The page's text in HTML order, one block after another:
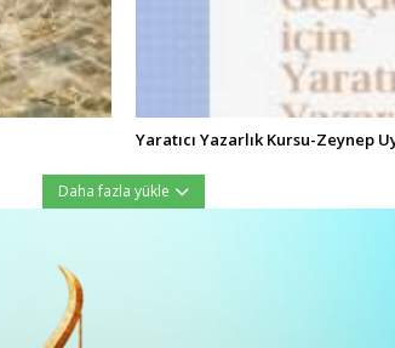
Yaratıcı Yazarlık Kursu-Zeynep
Daha fazla yükle